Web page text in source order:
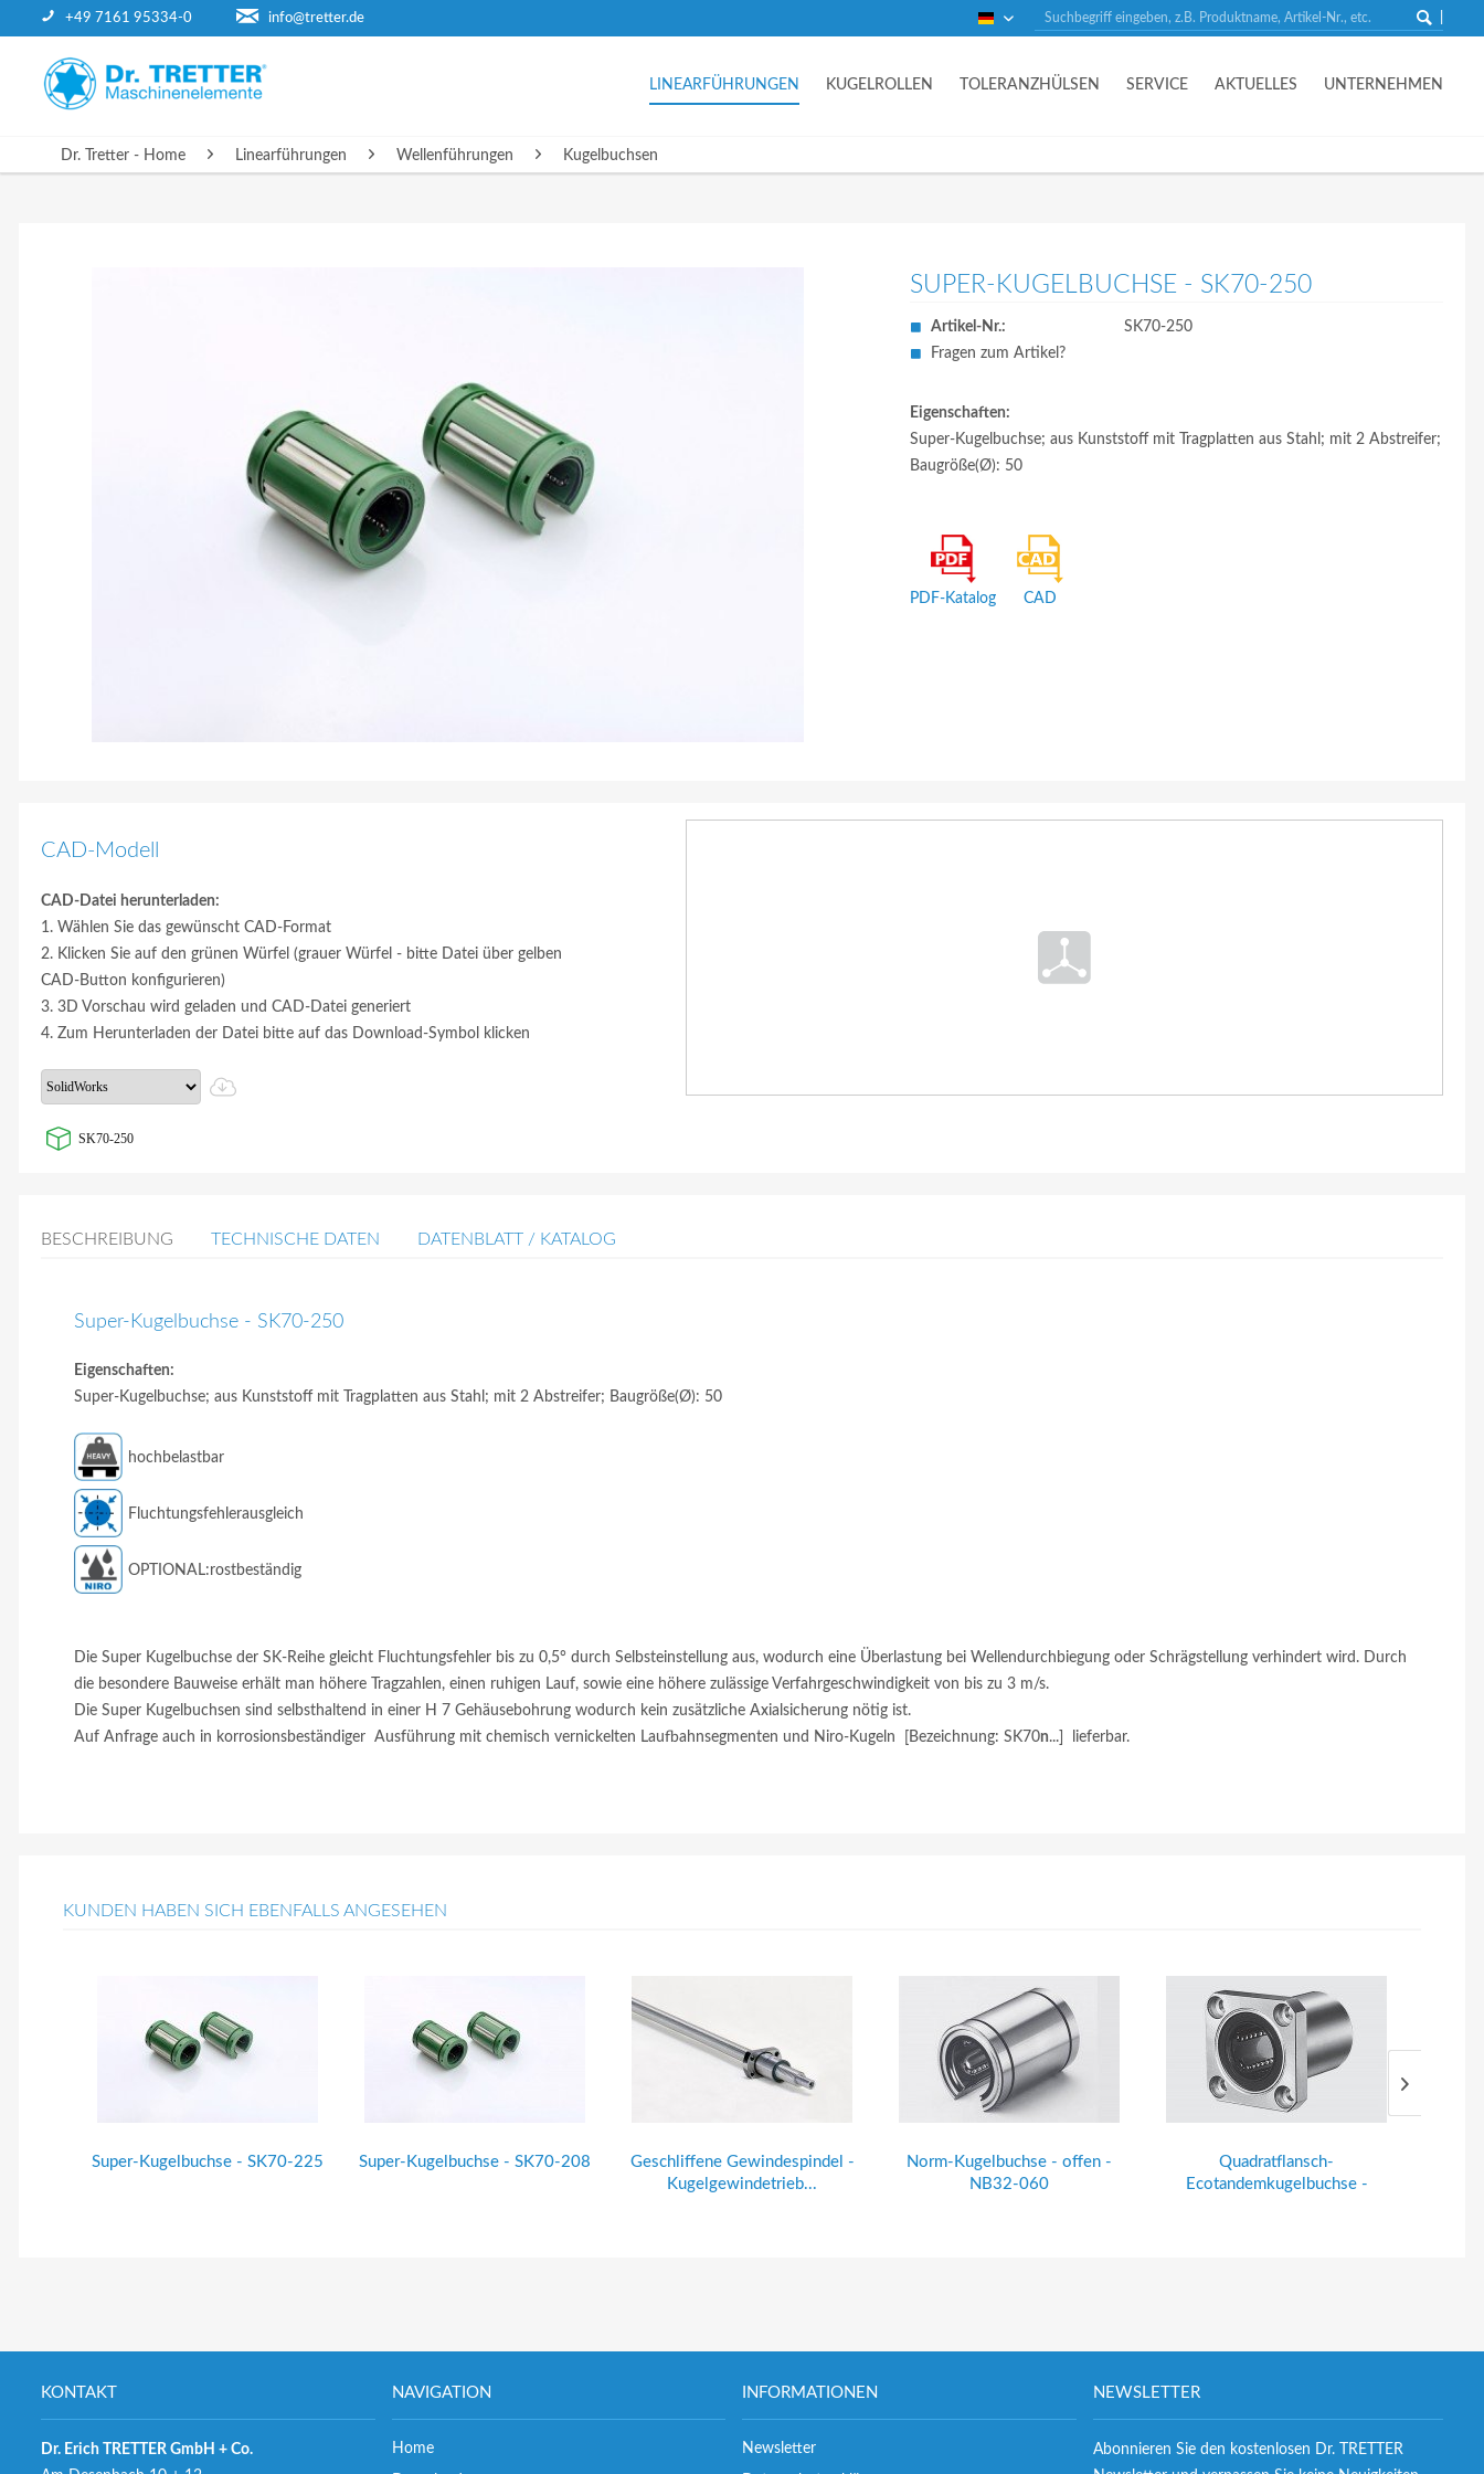
+49 7161 95334-0 info@tretter.de Deutsch
Dr. Tretter - Home Linearführungen Wellenführungen Kugelbuchsen
DR. TRETTER - HOME LINEARFÜHRUNGEN KUGELROLLEN TOLERANZHÜLSEN SERVICE AKTUELLES UNTERNEHMEN
SUPER-KUGELBUCHSE - SK70-250
Artikel-Nr.:
SK70-250
Fragen zum Artikel?
Eigenschaften:
Super-Kugelbuchse; aus Kunststoff mit Tragplatten aus Stahl; mit 2 Abstreifer;
Baugröße(Ø): 50
PDF-Katalog CAD
CAD-Modell
CAD-Datei herunterladen:
1. Wählen Sie das gewünscht CAD-Format
2. Klicken Sie auf den grünen Würfel (grauer Würfel - bitte Datei über gelben
CAD-Button konfigurieren)
3. 3D Vorschau wird geladen und CAD-Datei generiert
4. Zum Herunterladen der Datei bitte auf das Download-Symbol klicken
SK70-250
BESCHREIBUNG TECHNISCHE DATEN DATENBLATT / KATALOG
Super-Kugelbuchse - SK70-250
Eigenschaften:
Super-Kugelbuchse; aus Kunststoff mit Tragplatten aus Stahl; mit 2 Abstreifer; Baugröße(Ø): 50
hochbelastbar
Fluchtungsfehlerausgleich
OPTIONAL:rostbeständig
Die Super Kugelbuchse der SK-Reihe gleicht Fluchtungsfehler bis zu 0,5° durch Selbsteinstellung aus, wodurch eine Überlastung bei Wellendurchbiegung oder Schrägstellung verhindert wird. Durch
die besondere Bauweise erhält man höhere Tragzahlen, einen ruhigen Lauf, sowie eine höhere zulässige Verfahrgeschwindigkeit von bis zu 3 m/s.
Die Super Kugelbuchsen sind selbsthaltend in einer H 7 Gehäusebohrung wodurch kein zusätzliche Axialsicherung nötig ist.
Auf Anfrage auch in korrosionsbeständiger Ausführung mit chemisch vernickelten Laufbahnsegmenten und Niro-Kugeln [Bezeichnung: SK70n...] lieferbar.
KUNDEN HABEN SICH EBENFALLS ANGESEHEN
Super-Kugelbuchse - SK70-225 Super-Kugelbuchse - SK70-208
Geschliffene Gewindespindel -
Kugelgewindetrieb...
Norm-Kugelbuchse - offen -
NB32-060
Quadratflansch-
Ecotandemkugelbuchse -
KONTAKT
Dr. Erich TRETTER GmbH + Co.
NAVIGATION
Home
INFORMATIONEN
Newsletter
NEWSLETTER
Abonnieren Sie den kostenlosen Dr. TRETTER